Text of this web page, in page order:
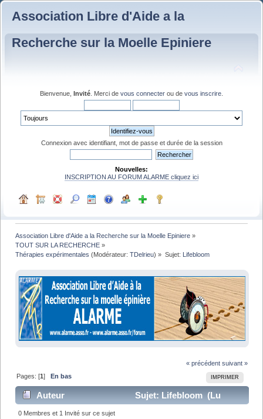
Association Libre d'Aide a la
Recherche sur la Moelle Epiniere
Bienvenue, Invité . Merci de vous connecter ou de vous inscrire
Connexion avec identifiant, mot de passe et durée de la session
Nouvelles:
INSCRIPTION AU FORUM ALARME cliquez ici
Association Libre d'Aide a la Recherche sur la Moelle Epiniere »
TOUT SUR LA RECHERCHE »
Thérapies expérimentales (Modérateur:TDelrieu) » Sujet: Lifebloom
« précédent suivant »
IMPRIMER
Pages: [1] En bas
Auteur
Sujet: Lifebloom (Lu
50791 fois)
0 Membres et 1 Invité sur ce sujet